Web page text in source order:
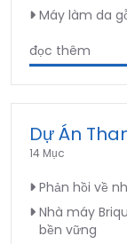
Máy làm da
đọc thêm
Dự Án
14 Mục
Phản hồi về
Nhà máy
bền vững